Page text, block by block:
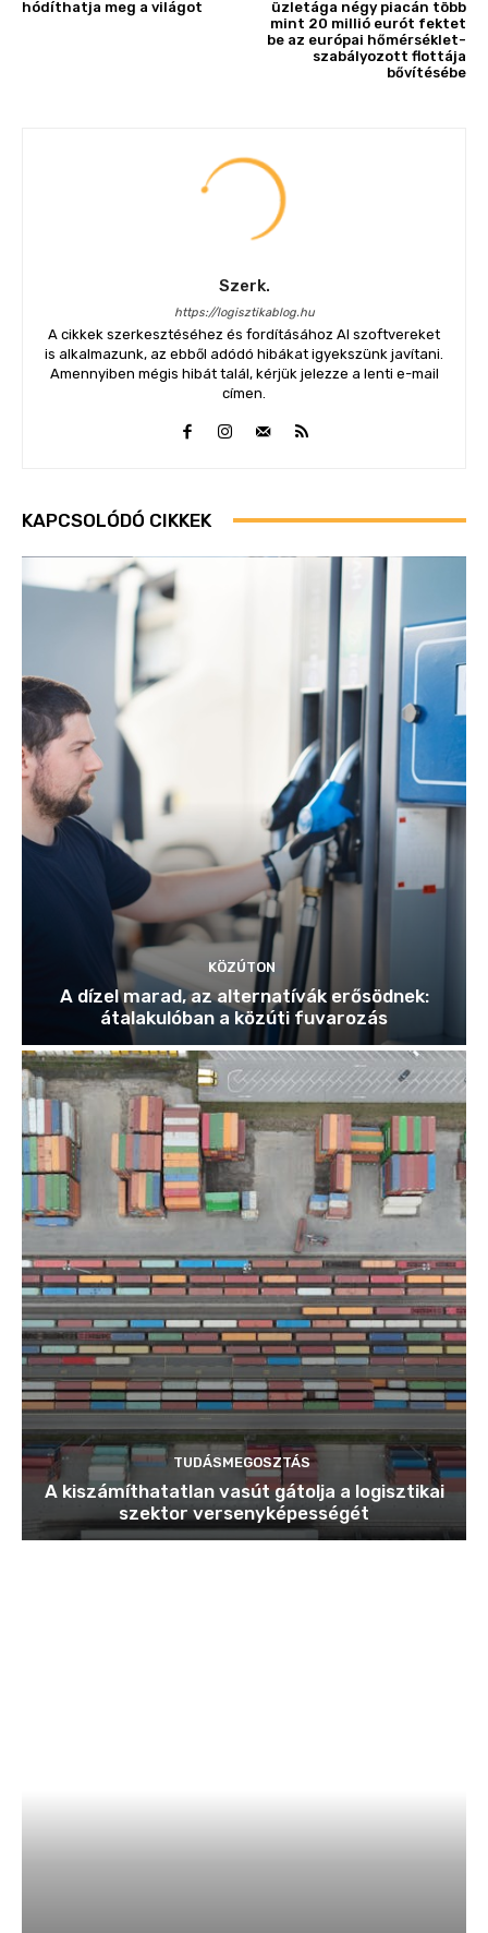
hódíthatja meg a világot
üzletága négy piacán több
mint 20 millió eurót fektet
be az európai hőmérséklet-
szabályozott flottája
bővítésébe
Szerk.
https://logisztikablog.hu
A cikkek szerkesztéséhez és fordításához AI szoftvereket
is alkalmazunk, az ebből adódó hibákat igyekszünk javítani.
Amennyiben mégis hibát talál, kérjük jelezze a lenti e-mail
címen.
KAPCSOLÓDÓ CIKKEK
KÖZÚTON
A dízel marad, az alternatívák erősödnek:
átalakulóban a közúti fuvarozás
TUDÁSMEGOSZTÁS
A kiszámíthatatlan vasút gátolja a logisztikai
szektor versenyképességét